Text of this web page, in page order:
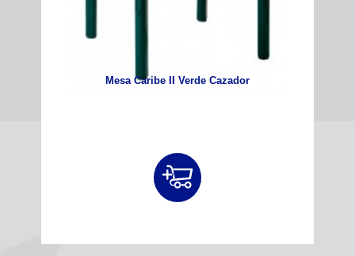
Mesa Caribe II Verde Cazador